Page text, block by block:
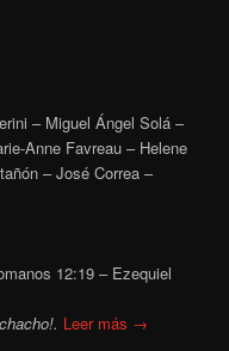
– Miguel Ángel Solá –
Anne Favreau – Helene
– José Correa –
12:19 – Ezequiel
Leer más →